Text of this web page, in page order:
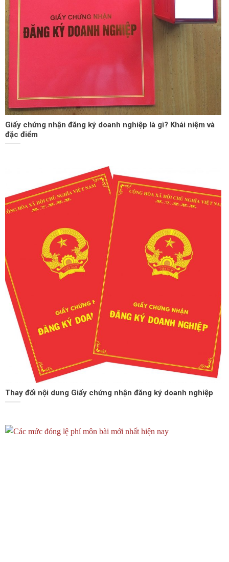
Giấy chứng nhận đăng ký doanh nghiệp là gì? Khái niệm và
đặc điểm
Thay đổi nội dung Giấy chứng nhận đăng ký doanh nghiệp